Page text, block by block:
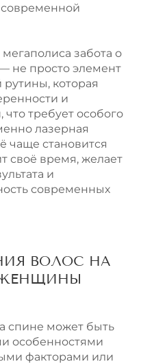
забота о
не просто элемент
рутины, которая
и
требует особого
лазерная
чаще становится
своё время, желает
и
современных
ВОЛОС НА
спине может быть
особенностями
факторами или